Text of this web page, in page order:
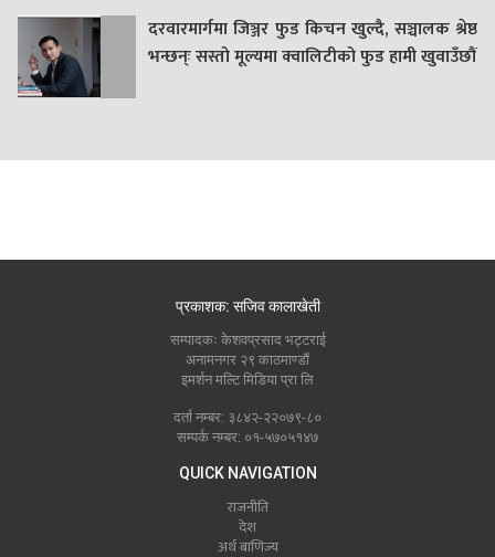
दरवारमार्गमा जिञ्जर फुड किचन खुल्दै, सञ्चालक श्रेष्ठ
भन्छन्ः सस्तो मूल्यमा क्वालिटीको फुड हामी खुवाउँछौं
प्रकाशक: सजिव कालाखेती
सम्पादकः केशवप्रसाद भट्टराई
अनामनगर २९ काठमाण्डौं
इमर्शन मल्टि मिडिया प्रा लि
दर्ता नम्बर: ३८४२-२२०७९-८०
सम्पर्क नम्बर: ०१-५७०५१४७
QUICK NAVIGATION
राजनीति
देश
अर्थ बाणिज्य